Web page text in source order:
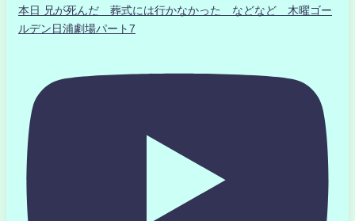
本日 兄が死んだ 葬式には行かなかった などなど 木曜ゴー
ルデン日浦劇場パート7